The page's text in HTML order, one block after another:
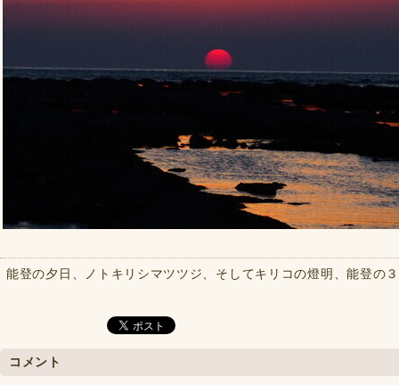
能登の夕日、ノトキリシマツツジ、そしてキリコの燈明、能登の
コメント